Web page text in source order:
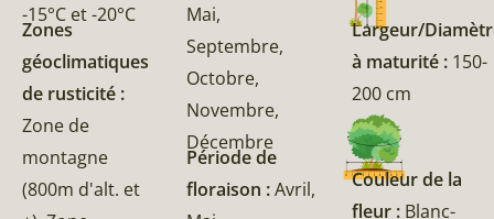
-15°C et -20°C
Zones
géoclimatiques
de rusticité :
Zone de
montagne
(800m d'alt. et
Mai,
Septembre,
Octobre,
Novembre,
Décembre
Période de
floraison :Avril,
Largeur/
à maturité : 150-
200 cm
Couleur de la
fleur : Blanc-